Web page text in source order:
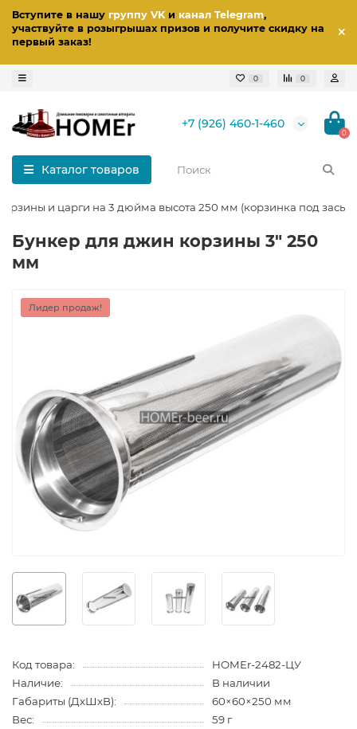
Вступите в нашу группу VKи канал Telegram,
участвуйте в розыгрышах призов и получите скидку на
первый заказ!
0 0
+7 (926) 460-1-460
0
Каталог товаров
и царги на 3 дюйма высота 250 мм (корзинка под
Бункер для джин корзины 3" 250
мм
Лидер продаж!
Код товара:
HOMEr-2482-ЦУ
Наличие:
В наличии
Габариты (ДхШхВ):
60×60×250 мм
Вес:
59 г